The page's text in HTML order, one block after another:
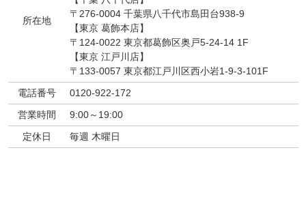
所在地
〒276-0004 千葉県八千代市島田台938-9
【東京 葛飾本店】
〒124-0022 東京都葛飾区奥戸5-24-14 1F
【東京 江戸川店】
〒133-0057 東京都江戸川区西小岩1-9-3-101F
電話番号
0120-922-172
営業時間
9:00～19:00
定休日
毎週 木曜日